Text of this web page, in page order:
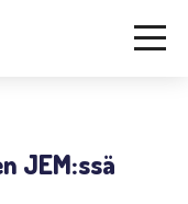
JEM:ssä